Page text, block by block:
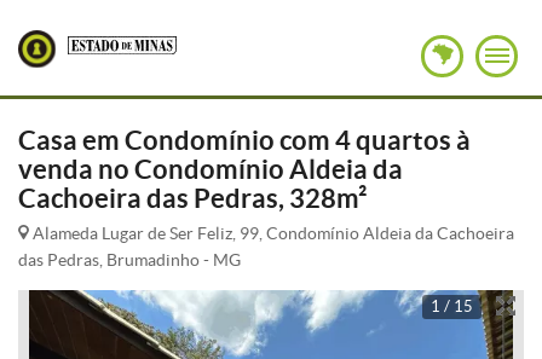
Casa em Condomínio com 4 quartos à
venda no Condomínio Aldeia da
Cachoeira das Pedras, 328m²
Alameda Lugar de Ser Feliz, 99, Condomínio Aldeia da Cachoeira
das Pedras, Brumadinho - MG
1 / 15